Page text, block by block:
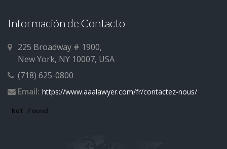
Información de Contacto
225 Broadway # 1900,
New York, NY 10007, USA
(718) 625-0800
Email: https://www.aaalawyer.com/fr/contactez-nous/